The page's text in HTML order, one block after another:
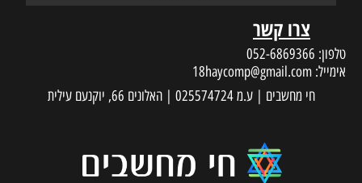
צרו קשר
טלפון: 052-6869366
אימייל: 18haycomp@gmail.com
חי מחשבים | ע.מ 025574724 | האלונים 66, יוקנעם עילית